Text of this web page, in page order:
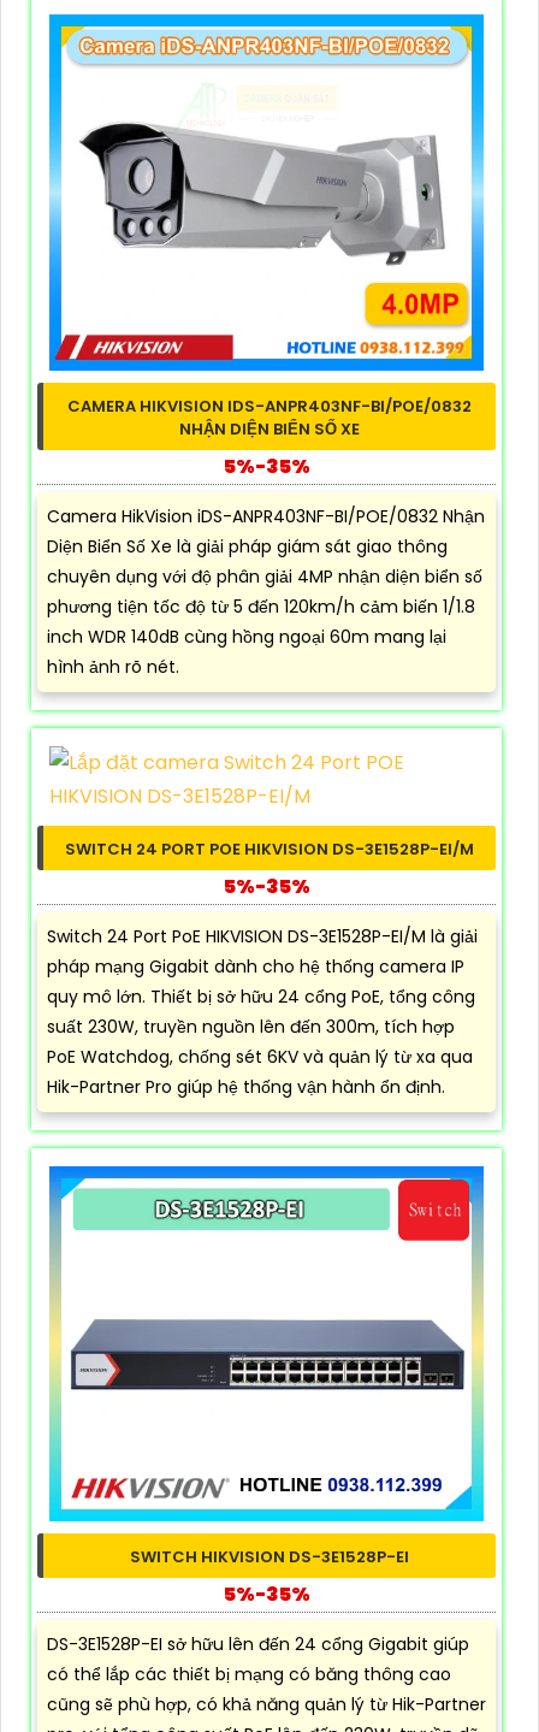
CAMERA HIKVISION IDS-ANPR403NF-BI/POE/0832
NHẬN DIỆN BIỂN SỐ XE
5%-35%
Camera HikVision iDS-ANPR403NF-BI/POE/0832 Nhận
Diện Biển Số Xe là giải pháp giám sát giao thông
chuyên dụng với độ phân giải 4MP nhận diện biển số
phương tiện tốc độ từ 5 đến 120km/h cảm biến 1/1.8
inch WDR 140dB cùng hồng ngoại 60m mang lại
hình ảnh rõ nét.
SWITCH 24 PORT POE HIKVISION DS-3E1528P-EI/M
5%-35%
Switch 24 Port PoE HIKVISION DS-3E1528P-EI/M là giải
pháp mạng Gigabit dành cho hệ thống camera IP
quy mô lớn. Thiết bị sở hữu 24 cổng PoE, tổng công
suất 230W, truyền nguồn lên đến 300m, tích hợp
PoE Watchdog, chống sét 6KV và quản lý từ xa qua
Hik-Partner Pro giúp hệ thống vận hành ổn định.
SWITCH HIKVISION DS-3E1528P-EI
5%-35%
DS-3E1528P-EI sở hữu lên đến 24 cổng Gigabit giúp
có thể lắp các thiết bị mạng có băng thông cao
cũng sẽ phù hợp, có khả năng quản lý từ Hik-Partner